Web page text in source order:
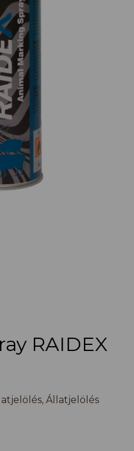
RAIDEX
, Állatjelölés